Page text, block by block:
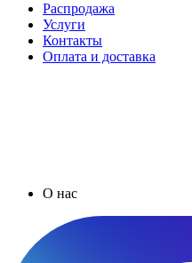
Распродажа
Услуги
Контакты
Оплата и доставка
О нас